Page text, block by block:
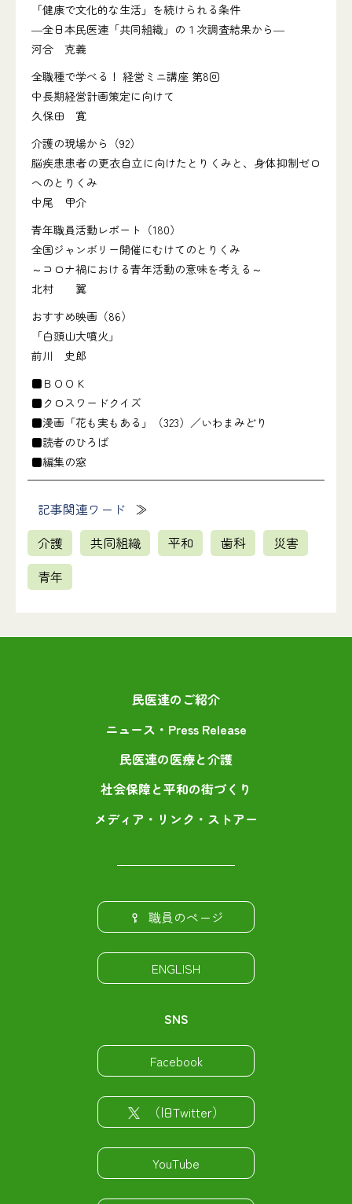
「健康で文化的な生活」を続けられる条件
―全日本民医連「共同組織」の１次調査結果から―
河合 克義
全職種で学べる！ 経営ミニ講座 第8回
中長期経営計画策定に向けて
久保田 寛
介護の現場から（92）
脳疾患患者の更衣自立に向けたとりくみと、身体抑制ゼロ
へのとりくみ
中尾 甲介
青年職員活動レポート（180）
全国ジャンボリー開催にむけてのとりくみ
～コロナ禍における青年活動の意味を考える～
北村 翼
おすすめ映画（86）
「白頭山大噴火」
前川 史郎
■ＢＯＯＫ
■クロスワードクイズ
■漫画「花も実もある」（323）／いわまみどり
■読者のひろば
■編集の窓
記事関連ワード
介護
共同組織 平和 歯科
災害
青年
民医連のご紹介
ニュース・Press Release
民医連の医療と介護
社会保障と平和の街づくり
メディア・リンク・ストアー
職員のページ
ENGLISH
SNS
Facebook
（旧Twitter）
YouTube